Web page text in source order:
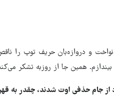
و دروازه‌بان حریف توپ را
همین جا از روزبه تشکر
از جام حذفی اوت شدند، چقدر به
آستان قدس رضوی: افتخار
نوکری و خضوع هرچه بیشتر